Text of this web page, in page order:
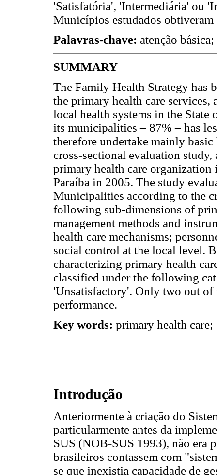
'Satisfatória', 'Intermediária' ou
Municípios estudados
Palavras-chave: atenção
SUMMARY
The Family Health Strategy has
the primary health care services,
local health systems in the
its municipalities – 87% – has
therefore undertake mainly
cross-sectional evaluation
primary health care
Paraíba in 2005. The study
Municipalities according to the
following sub-dimensions of
management methods and
health care mechanisms;
social control at the local level.
characterizing primary health
classified under the following
'Unsatisfactory'. Only two out of
performance.
Key words: primary health
Introdução
Anteriormente à criação do
particularmente antes da
SUS (NOB-SUS 1993), não era
brasileiros contassem com
se que inexistia capacidade de